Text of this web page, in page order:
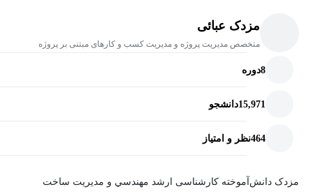
مزدک عبائی
متخصص مدیریت پروژه و مدیریت کسب و کارهای مبتنی بر پروژه
8دوره
15,971دانشجو
464نظر و امتیاز
مزدک دانش‌آموخته کارشناسی ارشد مهندسي و مديريت ساخت